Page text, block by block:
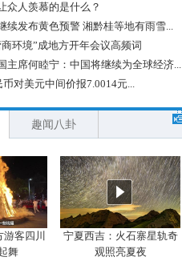
众人羡慕的是什么？
续发布黄色预警 湘黔桂等地有雨雪...
环境”成地方开年会议高频词
主席何睦宁：中国将继续为全球经济...
币对美元中间价报7.0014元...
趣闻八卦
客四川
舞
宁夏西吉：火石寨星轨奇
观照亮夏夜